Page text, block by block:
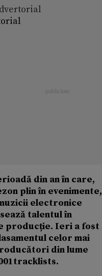
din an în care,
plin în evenimente,
electronice
talentul în
producție. Ieri a fost
celor mai
din lume